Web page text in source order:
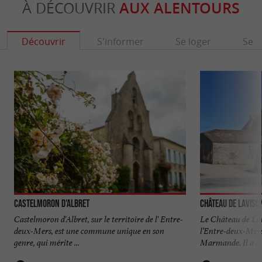
À DÉCOUVRIR AUX ALENTOURS
Découvrir S'informer Se loger Se
Castelmoron d'Albret
Castelmoron d'Albret, sur le territoire de l' Entre-
deux-Mers, est une commune unique en son
genre, qui mérite ...
Château de
Le Château de
l’Entre-deux-
Marmande. Il a ...